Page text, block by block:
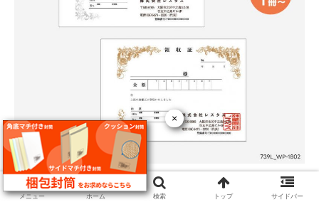
伝票印刷（名入れ伝票）
メニュー ホーム 検索 トップ サイドバー
×